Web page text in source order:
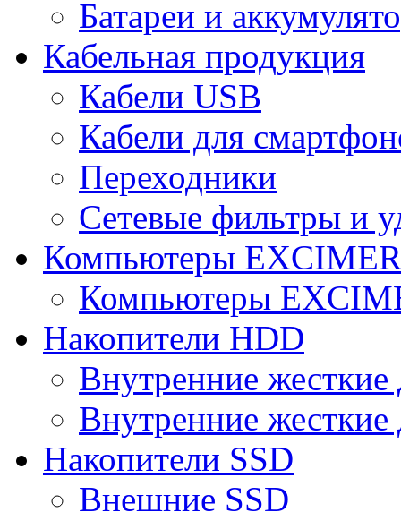
Батареи и
Кабельная продукция
Кабели USB
Кабели для
Переходники
Сетевые фильтры и
Компьютеры
Компьютеры
Накопители HDD
Внутренние
Внутренние
Накопители SSD
Внешние SSD